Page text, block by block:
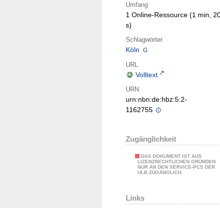
Umfang
1 Online-Ressource (1 min,
s)
Schlagwörter
Köln
URL
Volltext
URN
urn:nbn:de:hbz:5:2-
1162755
Zugänglichkeit
DAS DOKUMENT IST AUS
LIZENZRECHTLICHEN GRÜNDEN
NUR AN DEN SERVICE-PCS DER
ULB ZUGÄNGLICH.
Links